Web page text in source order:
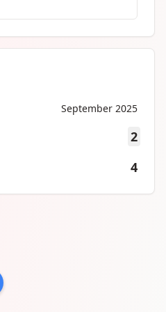
September 2025
2
4